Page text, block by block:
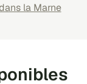
la Marne